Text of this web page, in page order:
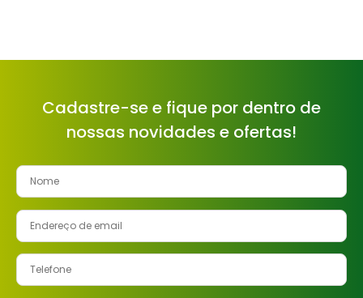
Cadastre-se e fique por dentro de
nossas novidades e ofertas!